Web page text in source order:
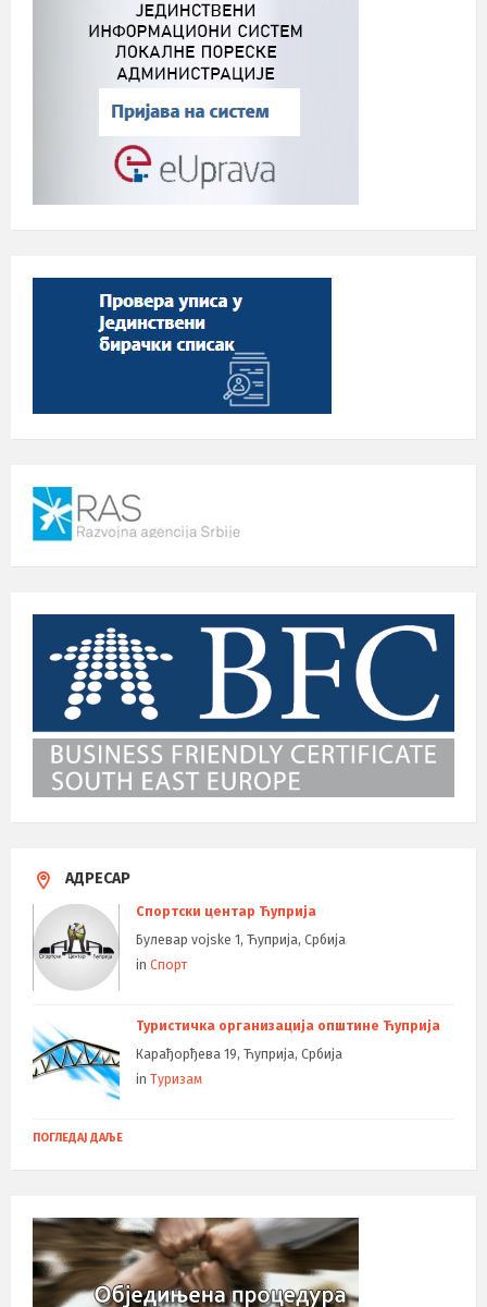
АДРЕСАР
Спортски центар Ћуприја
Булевар vojske 1, Ћуприја, Србија
in Спорт
Туристичка организација општине Ћуприја
Карађорђева 19, Ћуприја, Србија
in Туризам
ПОГЛЕДАЈ ДАЉЕ